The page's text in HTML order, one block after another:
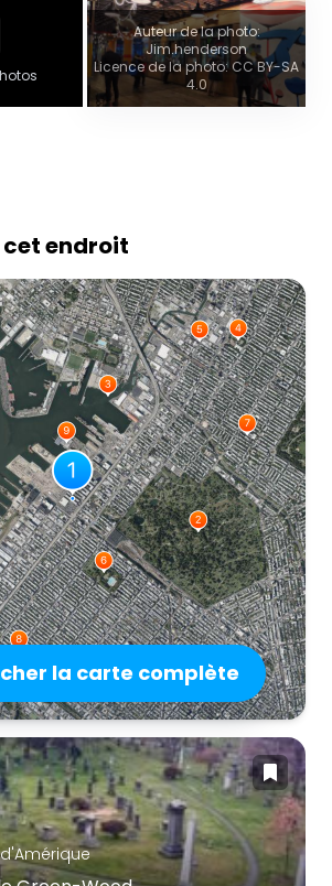
Auteur de la photo:
Jim.henderson
Licence de la photo: CC BY-SA
4.0
endroit
la carte complète